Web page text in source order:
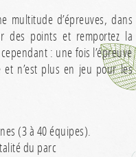
multitude d’épreuves, dans
des points et remportez la
: une fois l’épreuve
et n’est plus en jeu pour les
(3 à 40 équipes).
du parc